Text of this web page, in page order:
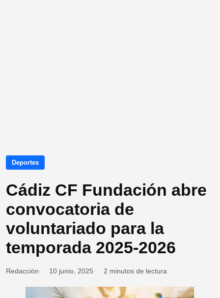
Deportes
Cádiz CF Fundación abre
convocatoria de
voluntariado para la
temporada 2025-2026
Redacción 10 junio, 2025 2 minutos de lectura